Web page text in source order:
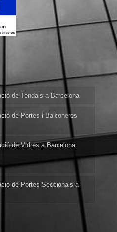
de Tendals a Barcelona
de Portes i Balconeres
de Vidres a Barcelona
de Portes Seccionals a